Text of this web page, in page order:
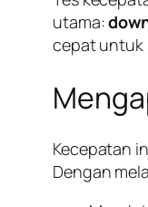
utama:
cepat untuk
Kecepatan
Dengan